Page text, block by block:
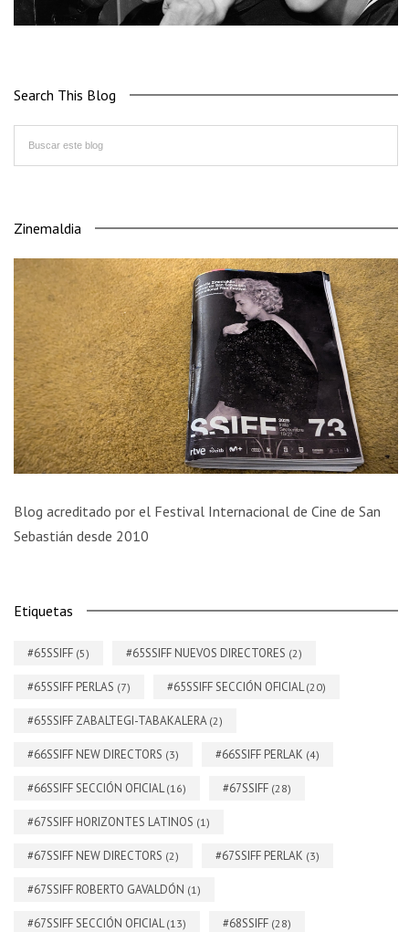
Search This Blog
Zinemaldia
Blog acreditado por el Festival Internacional de Cine de San
Sebastián desde 2010
Etiquetas
#65SSIFF (5) #65SSIFF NUEVOS DIRECTORES (2)
#65SSIFF PERLAS (7) #65SSIFF SECCIÓN OFICIAL(20)
#65SSIFF ZABALTEGI-TABAKALERA (2)
#66SSIFF NEW DIRECTORS (3) #66SSIFF PERLAK (4)
#66SSIFF SECCIÓN OFICIAL(16) #67SSIFF (28)
#67SSIFF HORIZONTES LATINOS (1)
#67SSIFF NEW DIRECTORS (2) #67SSIFF PERLAK (3)
#67SSIFF ROBERTO GAVALDÓN (1)
#67SSIFF SECCIÓN OFICIAL(13) #68SSIFF (28)